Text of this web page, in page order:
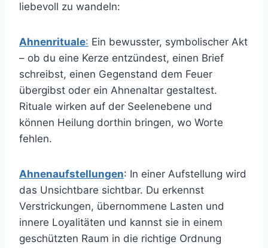
liebevoll zu wandeln:
Ahnenrituale: Ein bewusster, symbolischer Akt
– ob du eine Kerze entzündest, einen Brief
schreibst, einen Gegenstand dem Feuer
übergibst oder ein Ahnenaltar gestaltest.
Rituale wirken auf der Seelenebene und
können Heilung dorthin bringen, wo Worte
fehlen.
Ahnenaufstellungen: In einer Aufstellung wird
das Unsichtbare sichtbar. Du erkennst
Verstrickungen, übernommene Lasten und
innere Loyalitäten und kannst sie in einem
geschützten Raum in die richtige Ordnung